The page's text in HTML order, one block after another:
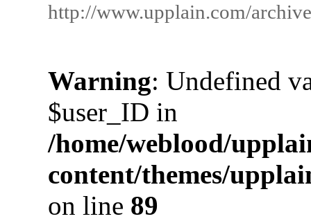
http://www.upplain.com/
Warning: Undefined
$user_ID in
/home/weblood/
content/themes/
on line 89